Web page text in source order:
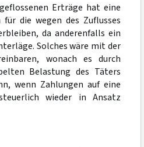
Erträge hat eine
die wegen des Zuflusses
da anderenfalls ein
Solches wäre mit der
wonach es durch
Belastung des Täters
wenn Zahlungen auf eine
wieder in Ansatz